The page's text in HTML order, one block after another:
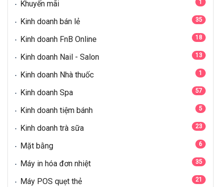
Khuyến mãi 1
Kinh doanh bán lẻ 35
Kinh doanh FnB Online 18
Kinh doanh Nail - Salon 13
Kinh doanh Nhà thuốc 1
Kinh doanh Spa 57
Kinh doanh tiệm bánh 5
Kinh doanh trà sữa 23
Mặt bằng 6
Máy in hóa đơn nhiệt 35
Máy POS quẹt thẻ 21